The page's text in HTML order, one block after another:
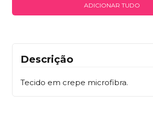
ADICIONAR TUDO
Descrição
Tecido em crepe microfibra.